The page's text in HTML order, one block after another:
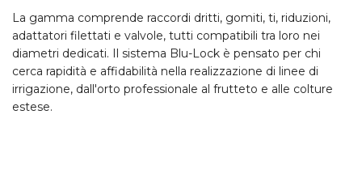
La gamma comprende raccordi dritti, gomiti, ti, riduzioni,
adattatori filettati e valvole, tutti compatibili tra loro nei
diametri dedicati. Il sistema Blu-Lock è pensato per chi
cerca rapidità e affidabilità nella realizzazione di linee di
irrigazione, dall'orto professionale al frutteto e alle colture
estese.